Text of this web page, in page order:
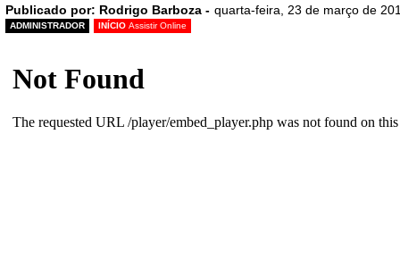
Publicado por: Rodrigo Barboza - quarta-feira, 23 de março de
ADMINISTRADOR INÍCIO Assistir Online